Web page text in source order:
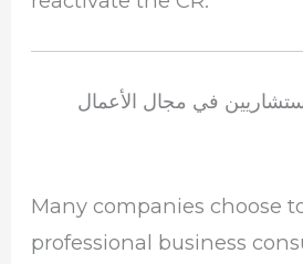
في مجال الأعمال
Many companies choose
professional business